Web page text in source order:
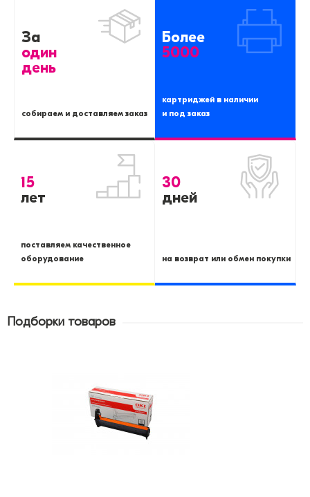
За
один
день
собираем и доставляем заказ
Более
5000
картриджей в наличии
и под заказ
15
лет
поставляем качественное
оборудование
30
дней
на возврат или обмен покупки
Подборки товаров